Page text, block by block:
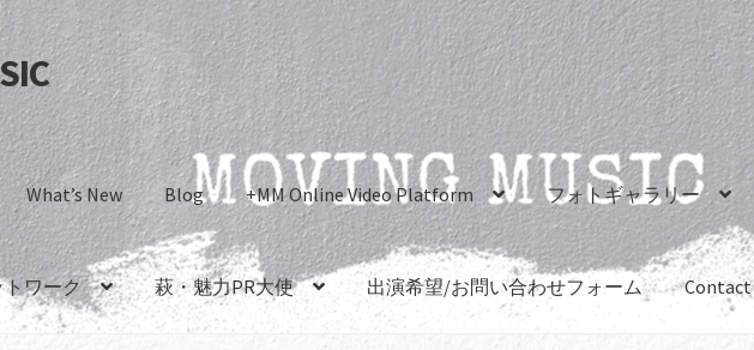
What’s New Blog +MM Online Video Platform フォトギャラリー
ワーク 萩・魅力PR大使 出演希望/お問い合わせフォーム Contact